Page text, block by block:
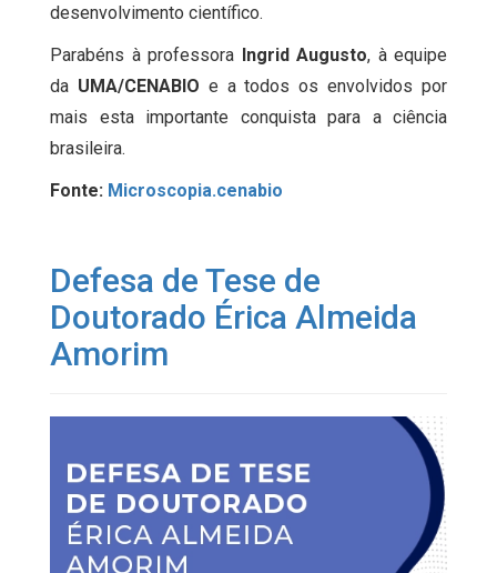
desenvolvimento científico.
Parabéns à professora Ingrid Augusto, à equipe
da UMA/CENABIO e a todos os envolvidos por
mais esta importante conquista para a ciência
brasileira.
Fonte: Microscopia.cenabio
Defesa de Tese de
Doutorado Érica Almeida
Amorim